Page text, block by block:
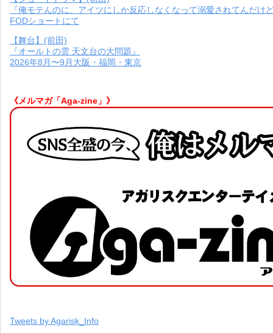
『俺モテんのに、アイツにしか反応しなくなって溺愛されてんだけ
FODショートにて
【舞台】(前田)
『オールトの雲 天文台の大問題』
2026年8月〜9月大阪・福岡・東京
《メルマガ「Aga-zine」》
Tweets by Agarisk_Info